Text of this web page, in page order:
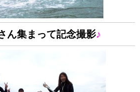
ん集まって記念撮影♪